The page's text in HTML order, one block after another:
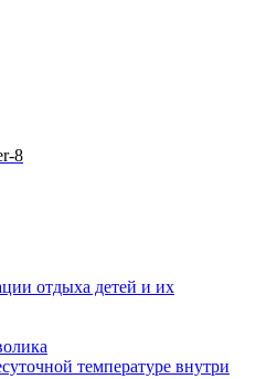
отдыха детей и их
температуре внутри